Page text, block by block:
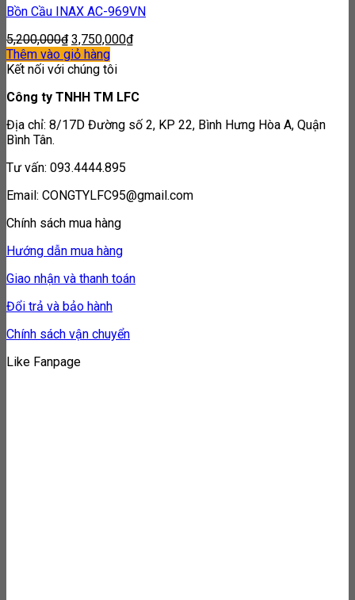
Bồn Cầu INAX AC-969VN
5,200,000₫ 3,750,000₫
Thêm vào giỏ hàng
Kết nối với chúng tôi
Công ty TNHH TM LFC
Địa chỉ: 8/17D Đường số 2, KP 22, Bình Hưng Hòa A, Quận
Bình Tân.
Tư vấn: 093.4444.895
Email: CONGTYLFC95@gmail.com
Chính sách mua hàng
Hướng dẫn mua hàng
Giao nhận và thanh toán
Đổi trả và bảo hành
Chính sách vận chuyển
Like Fanpage